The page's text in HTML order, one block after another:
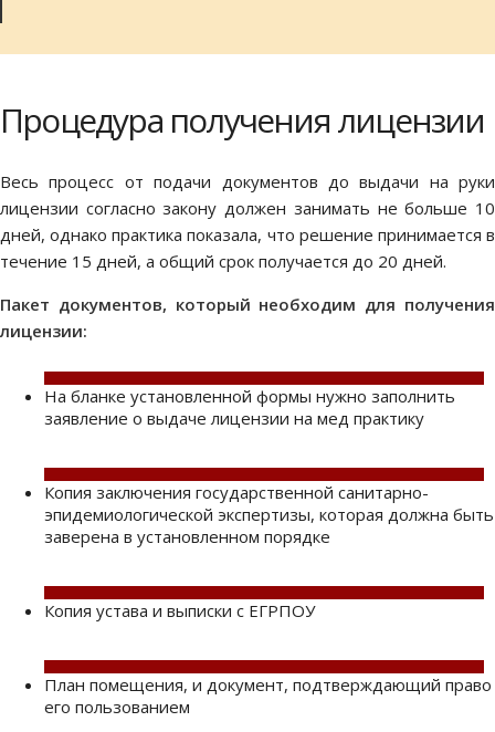
Процедура получения лицензии
Весь процесс от подачи документов до выдачи на руки
лицензии согласно закону должен занимать не больше 10
дней, однако практика показала, что решение принимается в
течение 15 дней, а общий срок получается до 20 дней.
Пакет документов, который необходим для получения
лицензии:
На бланке установленной формы нужно заполнить
заявление о выдаче лицензии на мед практику
Копия заключения государственной санитарно-
эпидемиологической экспертизы, которая должна быть
заверена в установленном порядке
Копия устава и выписки с ЕГРПОУ
План помещения, и документ, подтверждающий право
его пользованием